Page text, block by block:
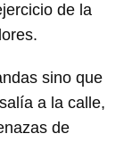
has de
de la
sino que
a la calle,
de